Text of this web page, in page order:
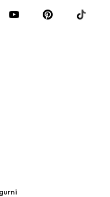
Premium
Ekskluzivno